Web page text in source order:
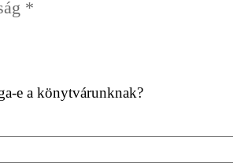
*
e a könytvárunknak?